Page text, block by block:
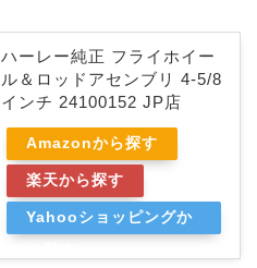
ハーレー純正 フライホイー
ル＆ロッドアセンブリ 4-5/8
インチ 24100152 JP店
Amazonから探す
楽天から探す
Yahooショッピングか